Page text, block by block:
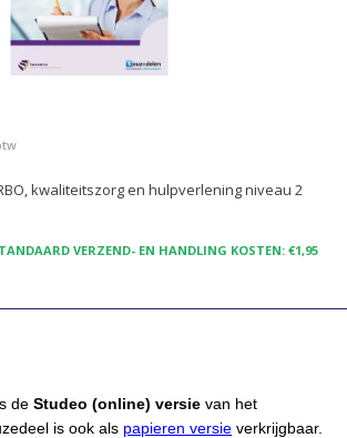
kwaliteitszorg en hulpverlening niveau 2
VERZEND- EN HANDLING KOSTEN: €1,95
de Studeo (online) versie van het
is ook als papieren versie verkrijgbaar.